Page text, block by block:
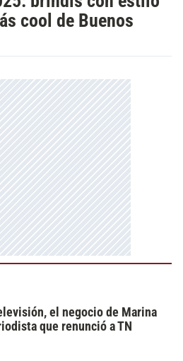
cool de Buenos
el negocio de Marina
que renunció a TN